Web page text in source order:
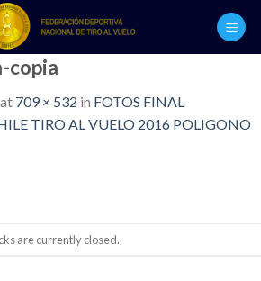
copia
at 709 × 532 in FOTOS FINAL
TIRO AL VUELO 2016 POLIGONO
are currently closed.